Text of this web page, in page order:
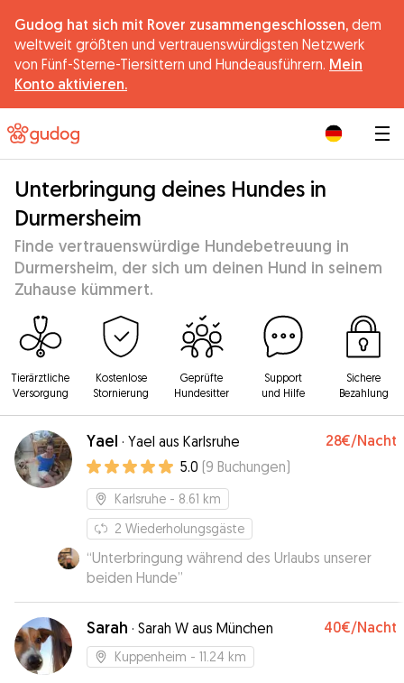
Gudog hat sich mit Rover zusammengeschlossen, dem
weltweit größten und vertrauenswürdigsten Netzwerk
von Fünf-Sterne-Tiersittern und Hundeausführern. Mein
Konto aktivieren.
Unterbringung deines Hundes in
Durmersheim
Finde vertrauenswürdige Hundebetreuung in
Durmersheim, der sich um deinen Hund in seinem
Zuhause kümmert.
Tierärztliche
Versorgung
Kostenlose
Stornierung
Geprüfte
Hundesitter
Support
und Hilfe
Sichere
Bezahlung
Yael · Yael aus Karlsruhe 28€/Nacht
5.0 (9 Buchungen)
Karlsruhe - 8.61 km
2 Wiederholungsgäste
“Unterbringung während des Urlaubs unserer
beiden Hunde”
Sarah · Sarah W aus München 40€/Nacht
Kuppenheim - 11.24 km